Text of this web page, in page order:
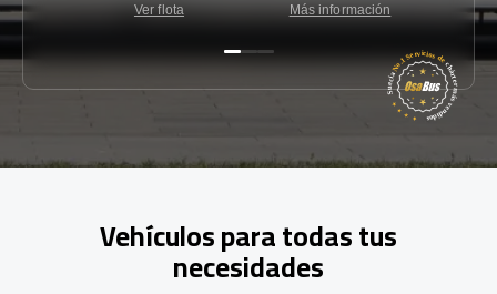
Ver flota
Más información
Vehículos para todas tus
necesidades